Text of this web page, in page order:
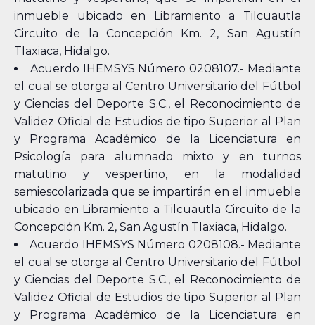
inmueble ubicado en Libramiento a Tilcuautla
Circuito de la Concepción Km. 2, San Agustín
Tlaxiaca, Hidalgo.
Acuerdo IHEMSYS Número 0208107.- Mediante
el cual se otorga al Centro Universitario del Fútbol
y Ciencias del Deporte S.C., el Reconocimiento de
Validez Oficial de Estudios de tipo Superior al Plan
y Programa Académico de la Licenciatura en
Psicología para alumnado mixto y en turnos
matutino y vespertino, en la modalidad
semiescolarizada que se impartirán en el inmueble
ubicado en Libramiento a Tilcuautla Circuito de la
Concepción Km. 2, San Agustín Tlaxiaca, Hidalgo.
Acuerdo IHEMSYS Número 0208108.- Mediante
el cual se otorga al Centro Universitario del Fútbol
y Ciencias del Deporte S.C., el Reconocimiento de
Validez Oficial de Estudios de tipo Superior al Plan
y Programa Académico de la Licenciatura en